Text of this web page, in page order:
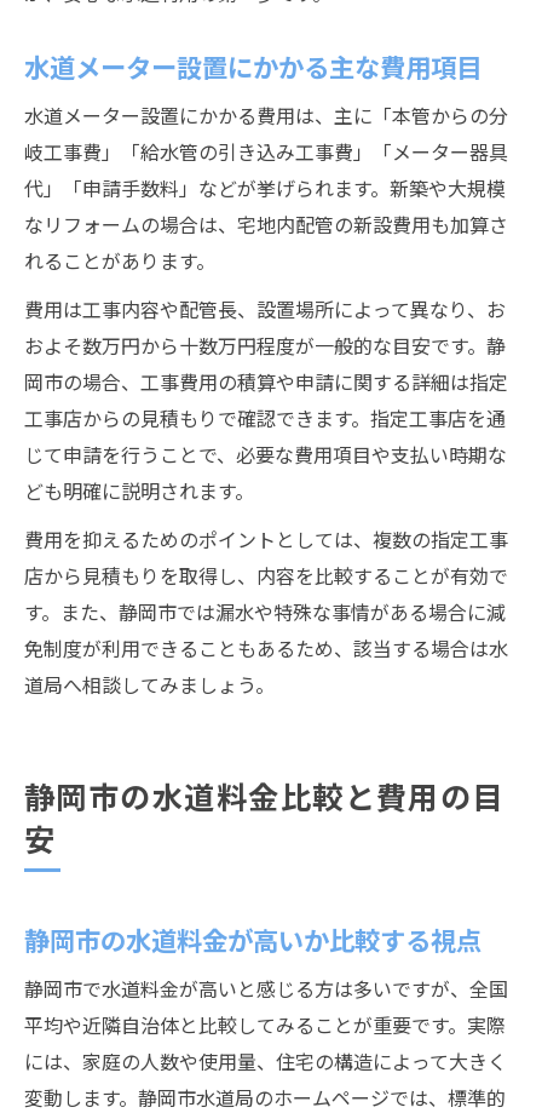
水道メーター設置にかかる主な費用項目
水道メーター設置にかかる費用は、主に「本管からの分
岐工事費」「給水管の引き込み工事費」「メーター器具
代」「申請手数料」などが挙げられます。新築や大規模
なリフォームの場合は、宅地内配管の新設費用も加算さ
れることがあります。
費用は工事内容や配管長、設置場所によって異なり、お
およそ数万円から十数万円程度が一般的な目安です。静
岡市の場合、工事費用の積算や申請に関する詳細は指定
工事店からの見積もりで確認できます。指定工事店を通
じて申請を行うことで、必要な費用項目や支払い時期な
ども明確に説明されます。
費用を抑えるためのポイントとしては、複数の指定工事
店から見積もりを取得し、内容を比較することが有効で
す。また、静岡市では漏水や特殊な事情がある場合に減
免制度が利用できることもあるため、該当する場合は水
道局へ相談してみましょう。
静岡市の水道料金比較と費用の目
安
静岡市の水道料金が高いか比較する視点
静岡市で水道料金が高いと感じる方は多いですが、全国
平均や近隣自治体と比較してみることが重要です。実際
には、家庭の人数や使用量、住宅の構造によって大きく
変動します。静岡市水道局のホームページでは、標準的